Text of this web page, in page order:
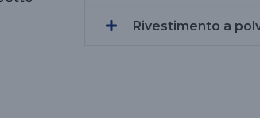
Rivestimento a